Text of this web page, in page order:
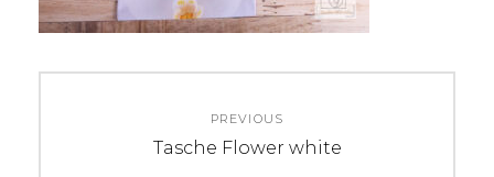
Navigation
PREVIOUS
Previous
Tasche Flower white